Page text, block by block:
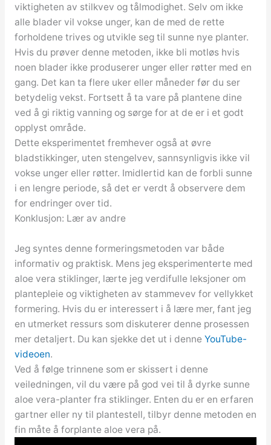
viktigheten av stilkvev og tålmodighet. Selv om ikke
alle blader vil vokse unger, kan de med de rette
forholdene trives og utvikle seg til sunne nye planter.
Hvis du prøver denne metoden, ikke bli motløs hvis
noen blader ikke produserer unger eller røtter med en
gang. Det kan ta flere uker eller måneder før du ser
betydelig vekst. Fortsett å ta vare på plantene dine
ved å gi riktig vanning og sørge for at de er i et godt
opplyst område.
Dette eksperimentet fremhever også at øvre
bladstikkinger, uten stengelvev, sannsynligvis ikke vil
vokse unger eller røtter. Imidlertid kan de forbli sunne
i en lengre periode, så det er verdt å observere dem
for endringer over tid.
Konklusjon: Lær av andre
Jeg syntes denne formeringsmetoden var både
informativ og praktisk. Mens jeg eksperimenterte med
aloe vera stiklinger, lærte jeg verdifulle leksjoner om
plantepleie og viktigheten av stammevev for vellykket
formering. Hvis du er interessert i å lære mer, fant jeg
en utmerket ressurs som diskuterer denne prosessen
mer detaljert. Du kan sjekke det ut i denne YouTube-
videoen.
Ved å følge trinnene som er skissert i denne
veiledningen, vil du være på god vei til å dyrke sunne
aloe vera-planter fra stiklinger. Enten du er en erfaren
gartner eller ny til plantestell, tilbyr denne metoden en
fin måte å forplante aloe vera på.